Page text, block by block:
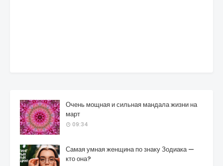
Очень мощная и сильная мандала жизни на
март
09:34
Самая умная женщина по знаку Зодиака —
кто она?